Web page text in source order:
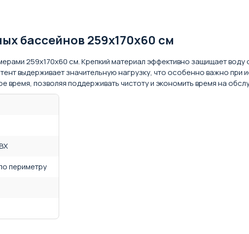
бассейнов 259х170х60 см
259х170х60 см. Крепкий материал эффективно защищает воду
выдерживает значительную нагрузку, что особенно важно при
позволяя поддерживать чистоту и экономить время на
периметру